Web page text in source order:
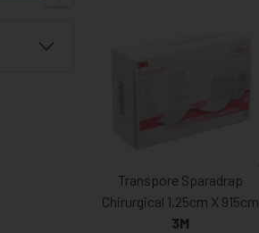
Transpore Sparadrap
Chirurgical 1,25cm X 915cm
3M